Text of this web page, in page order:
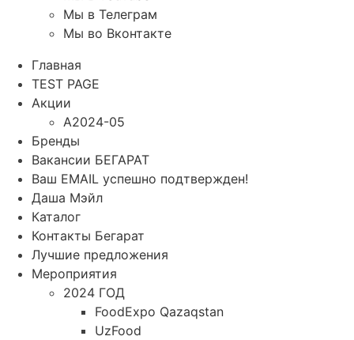
Мы в Телеграм
Мы во Вконтакте
Главная
TEST PAGE
Акции
A2024-05
Бренды
Вакансии БЕГАРАТ
Ваш EMAIL успешно подтвержден!
Даша Мэйл
Каталог
Контакты Бегарат
Лучшие предложения
Мероприятия
2024 ГОД
FoodExpo Qazaqstan
UzFood